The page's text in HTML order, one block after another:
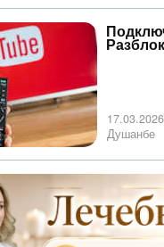
17.03.2026
Душанбе